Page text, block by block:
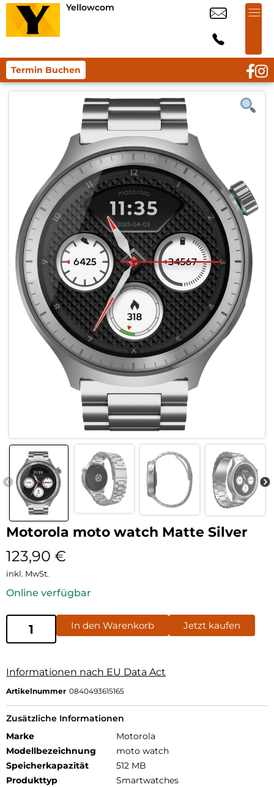
Yellowcom
Termin Buchen
Motorola moto watch Matte Silver
123,90 €
inkl. MwSt.
Online verfügbar
In den Warenkorb Jetzt kaufen
Informationen nach EU Data Act
Artikelnummer 0840493615165
Zusätzliche Informationen
Marke
Motorola
Modellbezeichnung
moto watch
Speicherkapazität
512 MB
Produkttyp
Smartwatches